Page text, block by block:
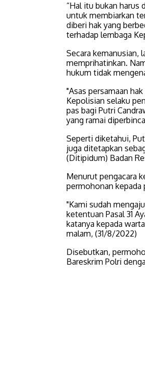
“Hal itu bukan harus
untuk membiarkan
diberi hak yang
terhadap lembaga
Secara kemanusian,
memprihatinkan.
hukum tidak
"Asas persamaan
Kepolisian selaku
pas bagi Putri
yang ramai
Seperti diketahui,
juga ditetapkan
(Ditipidum) Badan
Menurut pengacara
permohonan kepada
"Kami sudah
ketentuan Pasal 31
katanya kepada
malam, (31/8/2022)
Disebutkan,
Bareskrim Polri